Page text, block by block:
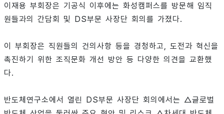
이재용 부회장은 기공식 이후에는 화성캠퍼스를 방문해 임직
원들과의 간담회 및 DS부문 사장단 회의를 가졌다.
이 부회장은 직원들의 건의사항 등을 경청하고, 도전과 혁신을
촉진하기 위한 조직문화 개선 방안 등 다양한 의견을 교환했
다.
반도체연구소에서 열린 DS부문 사장단 회의에서는 △글로벌